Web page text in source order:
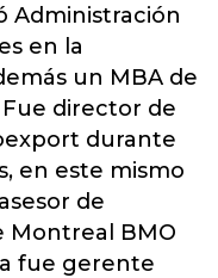
Administración
en la
un MBA de
Fue director de
durante
en este mismo
de
Montreal BMO
fue gerente